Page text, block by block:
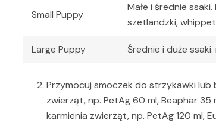
Small Puppy
Małe i średnie
szetlandzki,
Large Puppy Średnie i duże
Przymocuj smoczek do strzykawki lub
zwierząt, np. PetAg 60 ml, Beaphar 35
karmienia zwierząt, np. PetAg 120 ml,